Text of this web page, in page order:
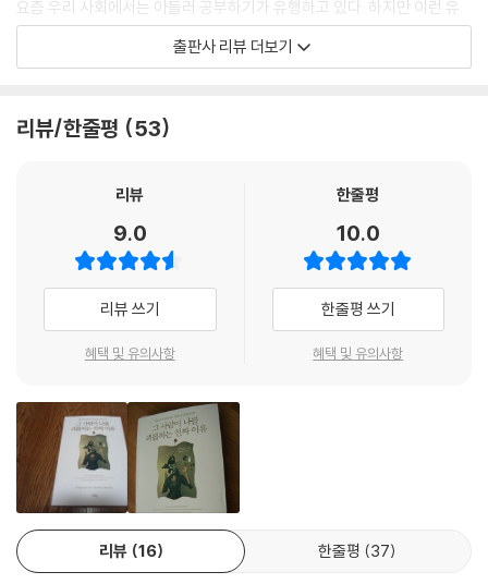
신의 생활 양식을 선택할 때 지니고 있었던 잘못된 가정, 그들의 정신이 경
험을 해석하는 방식, 그들이 삶에 부여한 의미를 찾아내야 한다. 또 육체와
환경으로부터 받은 각종 인상에 그들이 반응할 때 행동을 살펴보아야 한
---「이상한 행동에는 이유가 있다 | 마음과 몸」중에서
이 자신에게 문제 해결 능력이 없다고 굳게 믿을 때 나타나는 것이 열등 콤
플렉스다. 이런 정의에 비춰 보면, 분노 역시 눈물이나 핑계처럼 열등 콤플
렉스가 표현된 것이라고 할 수 있다. 열등감은 항상 스트레스를 유발하므
로 우월감을 향한 보상적 움직임도 늘 함께 나타난다. 하지만 이런 움직임
은 문제를 해결할 수 있는 방향으로 나아가지 못한다. 결국에는 누구에게
도 도움이 되지 않는다. 진짜 문제는 보류하거나 외면한다. 열등 콤플렉스
를 가진 사람들은 자신의 활동 분야를 한정하려고 애쓰면서, 성공을 향한
---「아무것도 하지 않는 사람과 어떻게든 해내려는 사람 | 열등감과 우월
감」중에서
온갖 심리 표현 가운데 개인의 기억이 가장 계시적이다. 개인이 항상 간직
하는 기억 속에는 과거 사건들의 의미와 자신의 한계를 상기시켜 주는 내
용이 들어 있다. ‘우연한 기억(chance memory)’이란 존재하지 않는다.
수없이 많은 인상들 중에는 자신이 기억하기로 선택하는 것들이 있다. 아
요즘 우리 사회에서는 아들러 공부하기가 유행하고 있다. 하지만 이런 유
행과 상관없이 아들러의 통찰과 지혜는 우리 각자의 삶에 문제가 생겼을
때 근원적인 접근 방식과 해결 방향을 제시해 줄 것이다.
가지 문제에 직면한다고 보았다. 또한 이 세 종류 문제는 서로 긴밀하게 연
할 수 있다고 생각했다. 동서고금을 막론하고 이 세 종류 문제는 늘 인간의
잘못된 생활 양식(life style)을 지니고 있기 때문이다. 생활 양식이란 갖
가지 경험과 상황에 대한 개인 특유의 접근 방식, 개인의 철학, 믿음 등이
융합된 종합적인 ‘삶의 양식’이다.
생활 양식은 어린 시절 경험에 대한 독자적인 반응으로 형성된다. 즉 자신
인생관을 포함한 전체적인 생활 양식이 결정된다. 이렇게 형성된 생활 양
식은 다시 본인과 세계에 대한 스스로의 인식, 그리고 개인의 온갖 감정?
동기?목적?행동에 영향을 미친다.
아들러 심리학에서 빠뜨릴 수 없는 또 하나의 중요한 개념은 열등감(feeli
ng of inferiority)이다. 아들러가 볼 때 열등감 자체는 비정상적인 것이
아니다. 열등감은 모든 인간 조건을 향상시키는 원동력이다. 심지어 인간
출판사 리뷰 더보기
리뷰/한줄평 53
리뷰
9.0
리뷰 쓰기
혜택 및 유의사항
한줄평
10.0
한줄평 쓰기
혜택 및 유의사항
리뷰 16 한줄평 37